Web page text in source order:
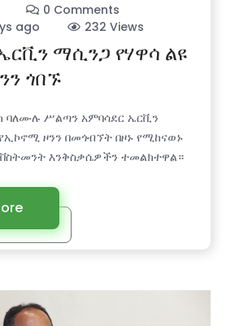
0 Comments
ago
232 Views
ማሲንጋ የሃዋሳ ልዩ
ጎበኙ
ባለሙሉ ሥልጣን አምባሳደር ኤርቪን
ዞንን በመጎብኘት በዞኑ የሚከናወኑ
እንቅስቃሴዎችን ተመልክተዋል።